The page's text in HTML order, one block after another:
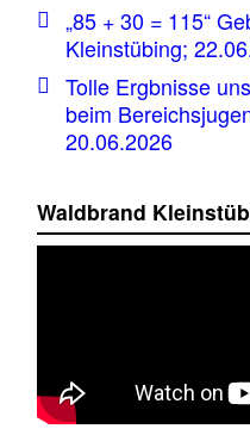
„85 + 30 = 115“
Kleinstübing;
Tolle Ergbnisse
beim
20.06.2026
Waldbrand